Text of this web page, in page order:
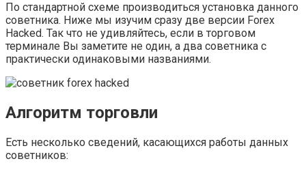
По стандартной схеме производиться установка данного
советника. Ниже мы изучим сразу две версии Forex
Hacked. Так что не удивляйтесь, если в торговом
терминале Вы заметите не один, а два советника с
практически одинаковыми названиями.
Алгоритм торговли
Есть несколько сведений, касающихся работы данных
советников: